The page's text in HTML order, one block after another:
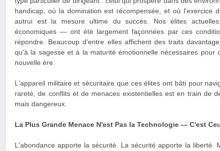
handicap, où la domination est récompensée, et où l'exercice
autrui est la mesure ultime du succès. Nos élites
économiques — ont été largement façonnées par ces
répondre. Beaucoup d'entre elles affichent des traits
qu'à la sagesse et à la maturité émotionnelle nécessaires pour
nouvelle ère.
L'appareil militaire et sécuritaire que ces élites ont bâti pour
rareté, de conflits et de menaces existentielles est en train de
mais dangereux.
La Plus Grande Menace N'est Pas la Technologie — C'est
L'abondance apporte la sécurité. La sécurité apporte la liberté.